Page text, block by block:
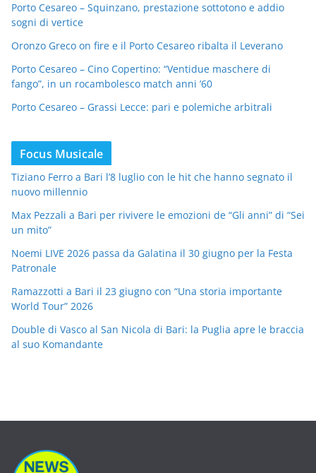
Porto Cesareo – Squinzano, prestazione sottotono e addio
sogni di vertice
Oronzo Greco on fire e il Porto Cesareo ribalta il Leverano
Porto Cesareo – Cino Copertino: “Ventidue maschere di
fango”, in un rocambolesco match anni ’60
Porto Cesareo – Grassi Lecce: pari e polemiche arbitrali
Focus Musicale
Tiziano Ferro a Bari l’8 luglio con le hit che hanno segnato il
nuovo millennio
Max Pezzali a Bari per rivivere le emozioni de “Gli anni” di “Sei
un mito”
Noemi LIVE 2026 passa da Galatina il 30 giugno per la Festa
Patronale
Ramazzotti a Bari il 23 giugno con “Una storia importante
World Tour” 2026
Double di Vasco al San Nicola di Bari: la Puglia apre le braccia
al suo Komandante